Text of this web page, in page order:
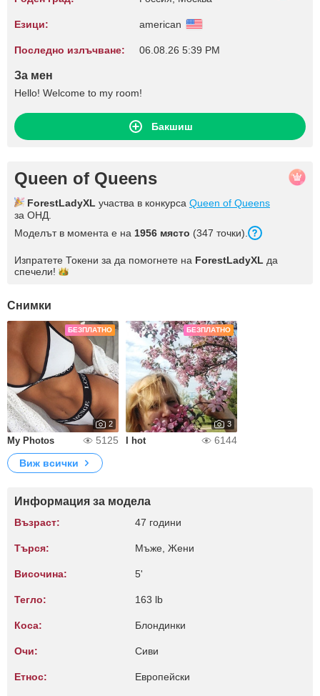
Езици: american
Последно излъчване: 06.08.26 5:39 PM
За мен
Hello! Welcome to my room!
Бакшиш
Queen of Queens
ForestLadyXL участва в конкурса Queen of Queens
за ОНД.
Моделът в момента е на 1956 място (347 точки).
Изпратете Токени за да помогнете на ForestLadyXL да
спечели!
Снимки
БЕЗПЛАТНО
2
My Photos 5125
БЕЗПЛАТНО
3
I hot
6144
Виж всички
Информация за модела
Възраст: 47 години
Търся: Мъже, Жени
Височина: 5'
Тегло: 163 lb
Коса: Блондинки
Очи: Сиви
Етнос: Европейски